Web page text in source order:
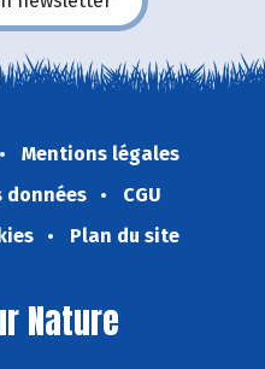
Mentions légales
données
CGU
Plan du site
Nature